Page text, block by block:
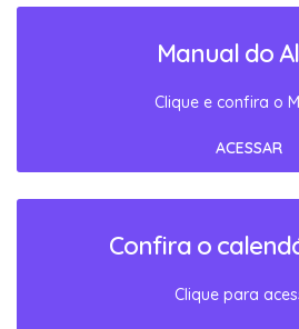
Manual do
Clique e confira o
ACESSAR
Confira o
Clique para